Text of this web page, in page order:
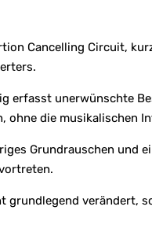
Cancelling Circuit,
erfasst unerwünschte
ohne die musikalischen
Grundrauschen und
verändert,